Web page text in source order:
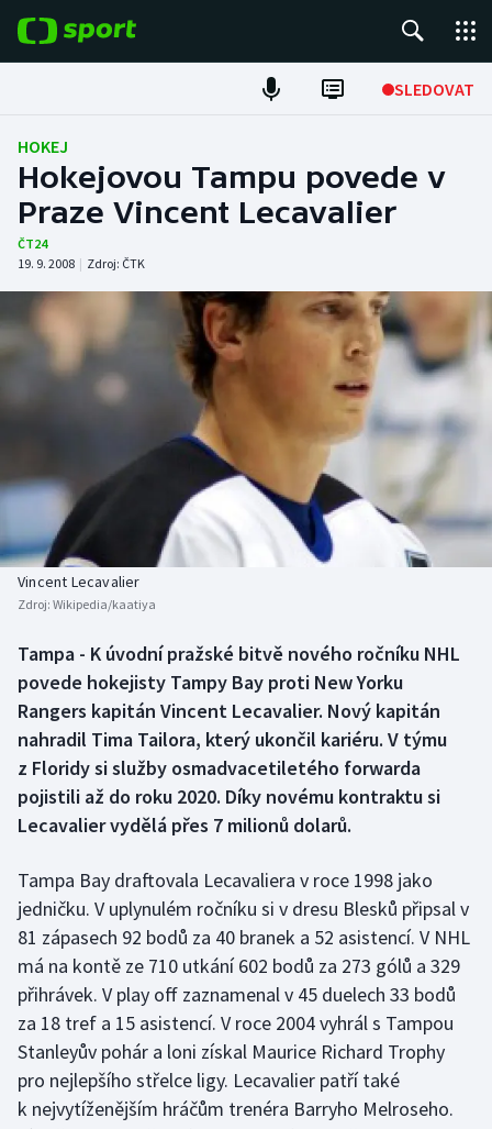
SLEDOVAT
Fotbal
Hokej
Tenis
Atletika
Cyklistika
DALŠÍ SPORTY
Americký fotbal
Baseball a softbal
Basketbal
Biatlon
Boby a skeleton
Box
Curling
Dostihy
Florbal
Futsal
Golf
Gymnastika
Házená
NEPŘEHLÉDNĚTE
Soutěže
Historické návraty
Aplikace ČT sport
AZ kvíz
HOKEJ
Hokejovou Tampu povede v
Praze Vincent Lecavalier
ČT24
19. 9. 2008 | Zdroj: ČTK
Vincent Lecavalier
Zdroj: Wikipedia/kaatiya
Tampa - K úvodní pražské bitvě nového ročníku NHL
povede hokejisty Tampy Bay proti New Yorku
Rangers kapitán Vincent Lecavalier. Nový kapitán
nahradil Tima Tailora, který ukončil kariéru. V týmu
z Floridy si služby osmadvacetiletého forwarda
pojistili až do roku 2020. Díky novému kontraktu si
Lecavalier vydělá přes 7 milionů dolarů.
Tampa Bay draftovala Lecavaliera v roce 1998 jako
jedničku. V uplynulém ročníku si v dresu Blesků připsal v
81 zápasech 92 bodů za 40 branek a 52 asistencí. V NHL
má na kontě ze 710 utkání 602 bodů za 273 gólů a 329
přihrávek. V play off zaznamenal v 45 duelech 33 bodů
za 18 tref a 15 asistencí. V roce 2004 vyhrál s Tampou
Stanleyův pohár a loni získal Maurice Richard Trophy
pro nejlepšího střelce ligy. Lecavalier patří také
k nejvytíženějším hráčům trenéra Barryho Melroseho.